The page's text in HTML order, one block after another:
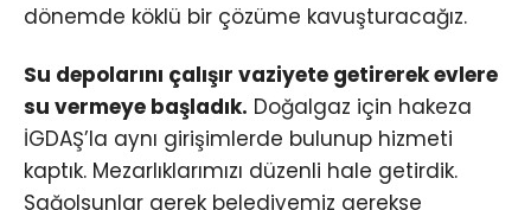
dönemde köklü bir çözüme kavuşturacağız.
Su depolarını çalışır vaziyete getirerek evlere
su vermeye başladık. Doğalgaz için hakeza
İGDAŞ’la aynı girişimlerde bulunup hizmeti
kaptık. Mezarlıklarımızı düzenli hale getirdik.
Sağolsunlar gerek belediyemiz gerekse